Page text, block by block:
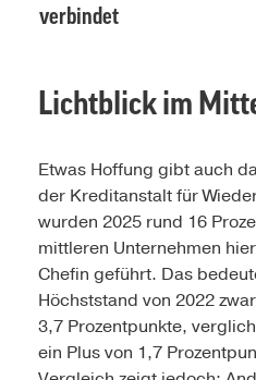
verbindet
Lichtblick im
Etwas Hoffung gibt auch
der Kreditanstalt für
wurden 2025 rund 16
mittleren Unternehmen
Chefin geführt. Das
Höchststand von 2022
3,7 Prozentpunkte,
ein Plus von 1,7